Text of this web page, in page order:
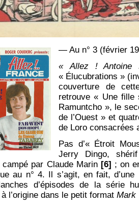
— Au n° 3 (février
« Allez !
« Élucubrations »
couverture de
retrouve « Une fille
Ramuntcho », le
de l’Ouest » et
de Loro consacrées
Pas d’« Étroit
Jerry Dingo,
par Claude Marin [6] ; on
au n° 4. Il s’agit, en fait,
d’épisodes de la série
l’origine dans le petit format Mark